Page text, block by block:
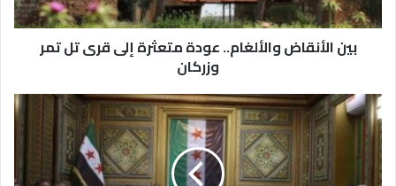
تمر
وزركانبين الأنقاض والألغام.. عودة متعثرة إلى قرى تل تمر
وزركان
الحسكة
تدخل
المسار
الانتخابي..
13